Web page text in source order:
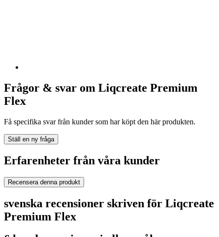
Frågor & svar om Liqcreate Premium
Flex
Få specifika svar från kunder som har köpt den här produkten.
Ställ en ny fråga
Erfarenheter från våra kunder
Recensera denna produkt
svenska recensioner skriven för Liqcreate
Premium Flex